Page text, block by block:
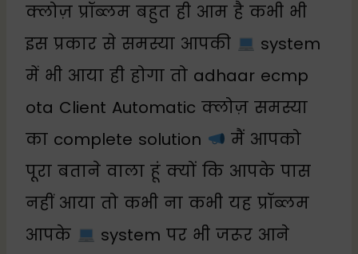
क्लोज़ प्रॉब्लम बहुत ही आम है कभी भी
इस प्रकार से समस्या आपकी
system
में भी आया ही होगा तो adhaar ecmp
ota Client Automatic क्लोज़ समस्या
का complete solution
मैं आपको
पूरा बताने वाला हूं क्यों कि आपके पास
नहीं आया तो कभी ना कभी यह प्रॉब्लम
आपके
system पर भी जरूर आने